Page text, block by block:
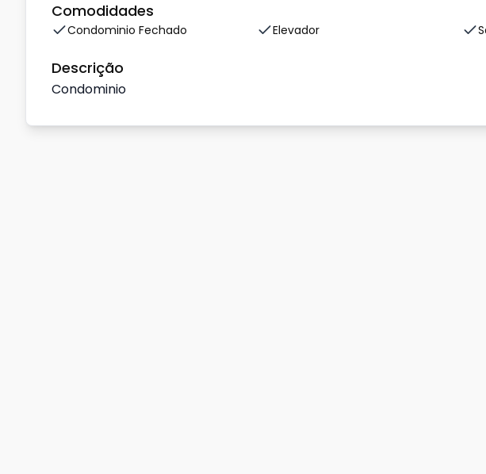
Comodidades
Condominio Fechado Elevador
Descrição
Condominio